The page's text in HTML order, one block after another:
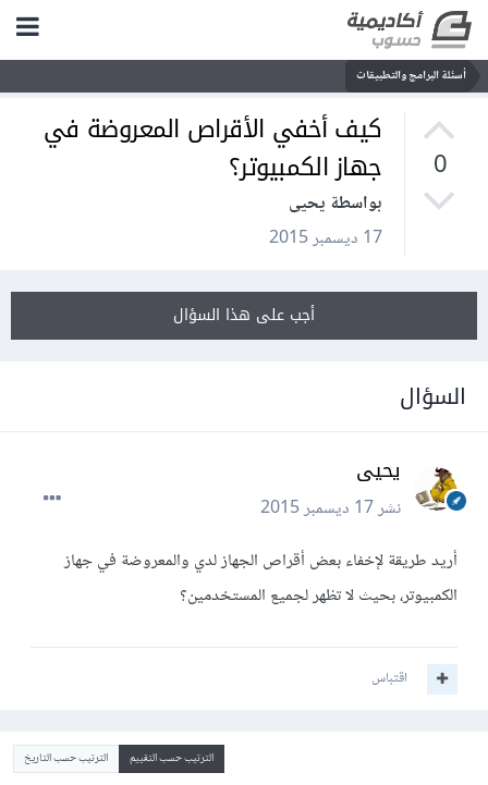
أسئلة البرامج والتطبيقات
0
كيف أخفي الأقراص المعروضة في
جهاز الكمبيوتر؟
بواسطة يحيى
17 ديسمبر 2015
أجب على هذا السؤال
السؤال
يحيى
نشر17 ديسمبر 2015
أريد طريقة لإخفاء بعض أقراص الجهاز لدي والمعروضة في جهاز
الكمبيوتر، بحيث لا تظهر لجميع المستخدمين؟
اقتباس
الترتيب حسب التقييم الترتيب حسب التاريخ